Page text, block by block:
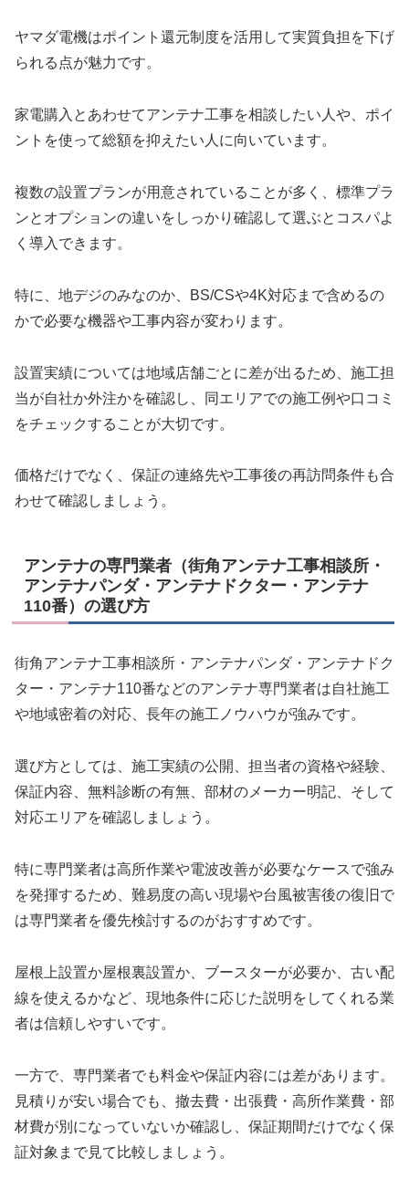
ヤマダ電機はポイント還元制度を活用して実質負担を下げ
られる点が魅力です。
家電購入とあわせてアンテナ工事を相談したい人や、ポイ
ントを使って総額を抑えたい人に向いています。
複数の設置プランが用意されていることが多く、標準プラ
ンとオプションの違いをしっかり確認して選ぶとコスパよ
く導入できます。
特に、地デジのみなのか、BS/CSや4K対応まで含めるの
かで必要な機器や工事内容が変わります。
設置実績については地域店舗ごとに差が出るため、施工担
当が自社か外注かを確認し、同エリアでの施工例や口コミ
をチェックすることが大切です。
価格だけでなく、保証の連絡先や工事後の再訪問条件も合
わせて確認しましょう。
アンテナの専門業者（街角アンテナ工事相談所・
アンテナパンダ・アンテナドクター・アンテナ
110番）の選び方
街角アンテナ工事相談所・アンテナパンダ・アンテナドク
ター・アンテナ110番などのアンテナ専門業者は自社施工
や地域密着の対応、長年の施工ノウハウが強みです。
選び方としては、施工実績の公開、担当者の資格や経験、
保証内容、無料診断の有無、部材のメーカー明記、そして
対応エリアを確認しましょう。
特に専門業者は高所作業や電波改善が必要なケースで強み
を発揮するため、難易度の高い現場や台風被害後の復旧で
は専門業者を優先検討するのがおすすめです。
屋根上設置か屋根裏設置か、ブースターが必要か、古い配
線を使えるかなど、現地条件に応じた説明をしてくれる業
者は信頼しやすいです。
一方で、専門業者でも料金や保証内容には差があります。
見積りが安い場合でも、撤去費・出張費・高所作業費・部
材費が別になっていないか確認し、保証期間だけでなく保
証対象まで見て比較しましょう。